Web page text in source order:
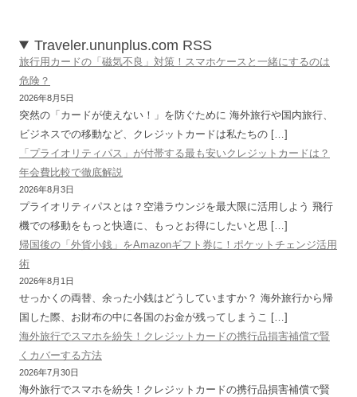
Traveler.ununplus.com RSS
旅行用カードの「磁気不良」対策！スマホケースと一緒にするのは
危険？
2026年8月5日
突然の「カードが使えない！」を防ぐために 海外旅行や国内旅行、
ビジネスでの移動など、クレジットカードは私たちの […]
「プライオリティパス」が付帯する最も安いクレジットカードは？
年会費比較で徹底解説
2026年8月3日
プライオリティパスとは？空港ラウンジを最大限に活用しよう 飛行
機での移動をもっと快適に、もっとお得にしたいと思 […]
帰国後の「外貨小銭」をAmazonギフト券に！ポケットチェンジ活用
術
2026年8月1日
せっかくの両替、余った小銭はどうしていますか？ 海外旅行から帰
国した際、お財布の中に各国のお金が残ってしまうこ […]
海外旅行でスマホを紛失！クレジットカードの携行品損害補償で賢
くカバーする方法
2026年7月30日
海外旅行でスマホを紛失！クレジットカードの携行品損害補償で賢